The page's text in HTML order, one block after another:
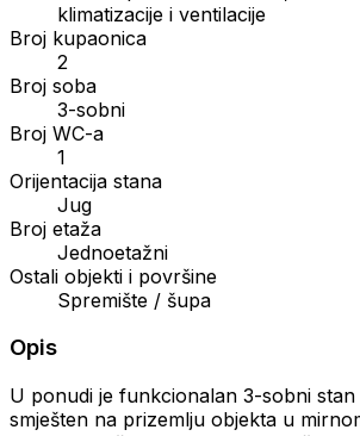
klimatizacije i ventilacije
Broj kupaonica
2
Broj soba
3-sobni
Broj WC-a
1
Orijentacija stana
Jug
Broj etaža
Jednoetažni
Ostali objekti i površine
Spremište / šupa
Opis
U ponudi je funkcionalan 3-sobni
smješten na prizemlju objekta u